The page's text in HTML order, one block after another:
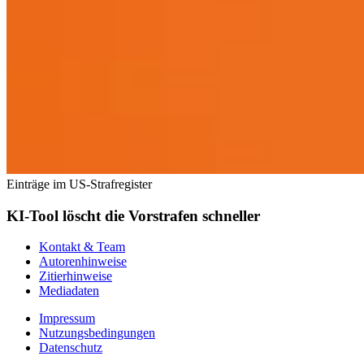
Einträge im US-Strafregister
KI-Tool löscht die Vorstrafen schneller
Kontakt & Team
Autorenhinweise
Zitierhinweise
Mediadaten
Impressum
Nutzungsbedingungen
Datenschutz